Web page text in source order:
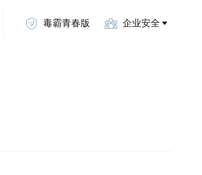
毒霸青春版 企业安全